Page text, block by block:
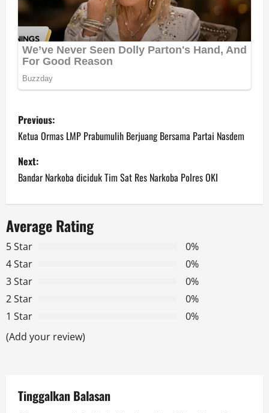
P
o
s
t
a
v
i
g
a
i
Previous:
Ketua Ormas LMP Prabumulih Berjuang Bersama Partai Nasdem
Next:
Bandar Narkoba diciduk Tim Sat Res Narkoba Polres OKI
Average Rating
5 Star
0%
4 Star
0%
3 Star
0%
2 Star
0%
1 Star
0%
(Add your review)
Tinggalkan Balasan